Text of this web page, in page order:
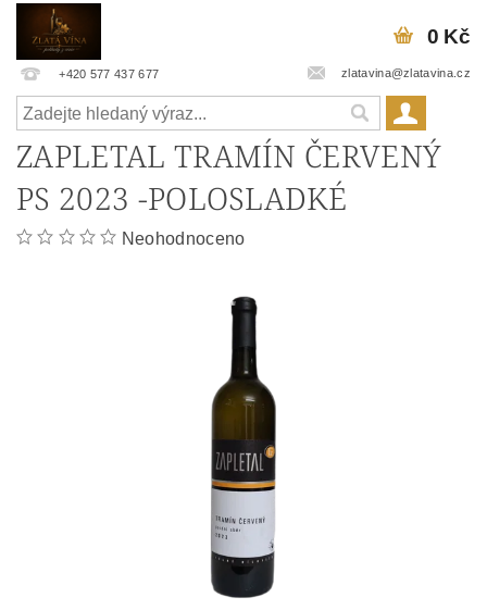
+420 577 437 677 zlatavina@zlatavina.cz
0 Kč
ZAPLETAL TRAMÍN ČERVENÝ
PS 2023 -POLOSLADKÉ
Neohodnoceno